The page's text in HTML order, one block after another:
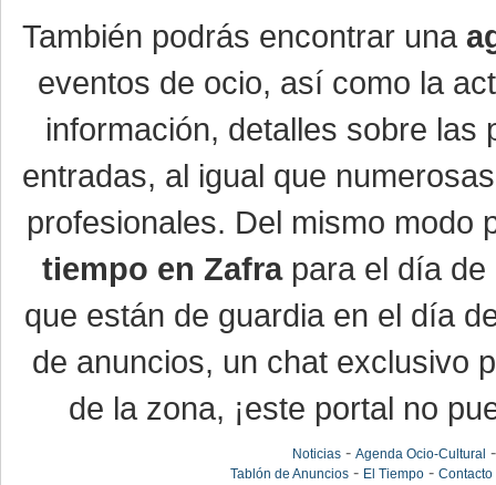
También podrás encontrar una
eventos de ocio, así como la
información, detalles sobre
entradas, al igual que
profesionales. Del mismo modo
tiempo en Zafrapara el día de
que están de guardia en el día
de anuncios, un chat exclusivo
de la zona, ¡este portal no
Noticias- Agenda Ocio-Cultural
Tablón de Anuncios- El Tiempo- Contacto